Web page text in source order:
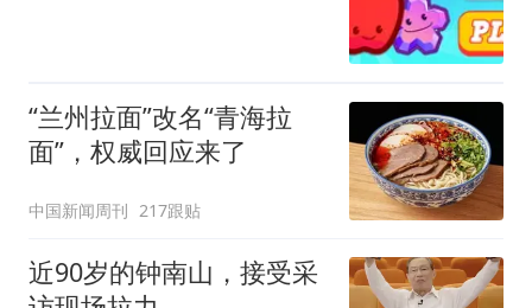
“兰州拉面”改名“青海拉
面”，权威回应来了
中国新闻周刊 217跟贴
近90岁的钟南山，接受采